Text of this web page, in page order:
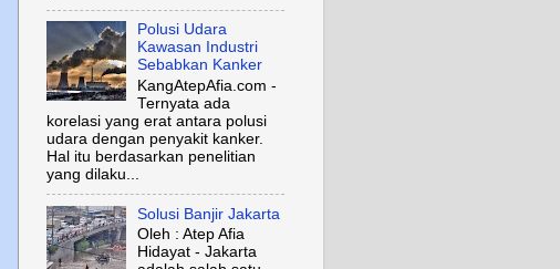
Polusi Udara
Kawasan Industri
Sebabkan Kanker
KangAtepAfia.com -
Ternyata ada
korelasi yang erat antara polusi
udara dengan penyakit kanker.
Hal itu berdasarkan penelitian
yang dilaku...
Solusi Banjir Jakarta
Oleh : Atep Afia
Hidayat - Jakarta